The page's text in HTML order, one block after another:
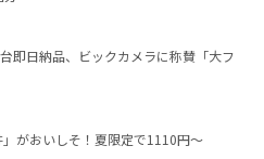
即日納品、ビックカメラに称賛「大フ
」がおいしそ！夏限定で1110円～